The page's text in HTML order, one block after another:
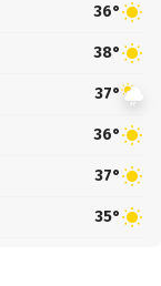
36°
38°
37°
36°
37°
35°